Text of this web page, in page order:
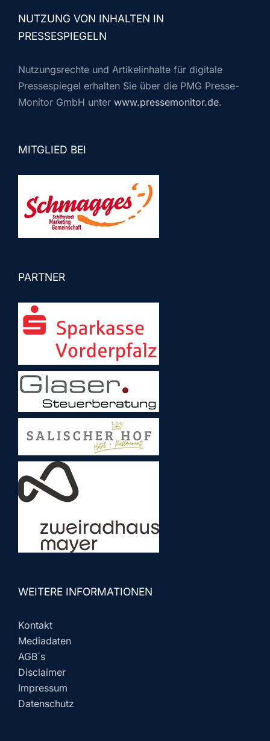
NUTZUNG VON INHALTEN IN
PRESSESPIEGELN
Nutzungsrechte und Artikelinhalte für digitale
Pressespiegel erhalten Sie über die PMG Presse-
Monitor GmbH unter www.pressemonitor.de.
MITGLIED BEI
PARTNER
WEITERE INFORMATIONEN
Kontakt
Mediadaten
AGB´s
Disclaimer
Impressum
Datenschutz